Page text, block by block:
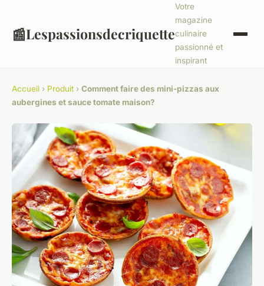
📰Lespassionsdecriquette
Votre
magazine
culinaire
passionné et
inspirant
Accueil › Produit › Comment faire des mini-pizzas aux
aubergines et sauce tomate maison?